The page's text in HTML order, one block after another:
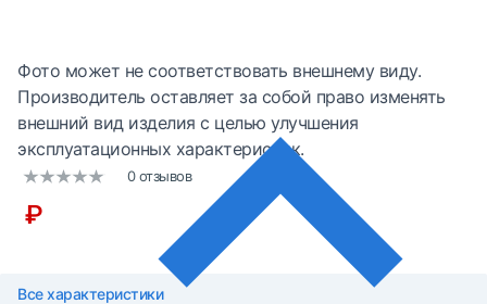
Фото может не соответствовать внешнему виду.
Производитель оставляет за собой право изменять
внешний вид изделия с целью улучшения
эксплуатационных характеристик.
0 отзывов
₽
Все характеристики